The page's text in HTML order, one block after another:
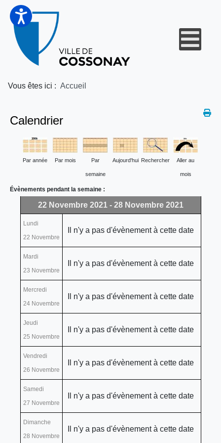
Vous êtes ici : Accueil
Calendrier
Par année Par mois Par
semaine
Aujourd'hui Rechercher Aller au
mois
Évènements pendant la semaine :
22 Novembre 2021 - 28 Novembre 2021
Lundi
22 Novembre
Il n'y a pas d'évènement à cette date
Mardi
23 Novembre
Il n'y a pas d'évènement à cette date
Mercredi
24 Novembre
Il n'y a pas d'évènement à cette date
Jeudi
25 Novembre
Il n'y a pas d'évènement à cette date
Vendredi
26 Novembre
Il n'y a pas d'évènement à cette date
Samedi
27 Novembre
Il n'y a pas d'évènement à cette date
Dimanche
28 Novembre
Il n'y a pas d'évènement à cette date